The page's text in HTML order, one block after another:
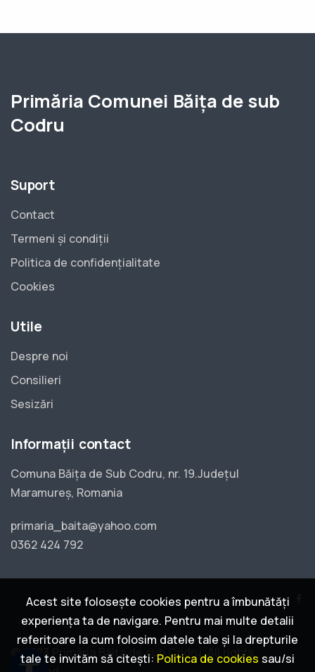
Primăria Comunei Băița de sub
Codru
Suport
Contact
Termeni și condiții
Politica de confidențialitate
Cookies
Utile
Despre noi
Consilieri
Sesizări
Informații contact
Comuna Băița de Sub Codru, nr. 19.Județul
Maramureș, Romania
primaria_baita@yahoo.com
0362 424 792
© 2023 Primăria Băița de sub Codru. All rights
Acest site folosește cookies pentru a îmbunătăți
experiența ta de navigare. Pentru mai multe detalii
referitoare la cum folosim datele tale și la drepturile
tale te invităm să citești: Politica de cookies sau/si